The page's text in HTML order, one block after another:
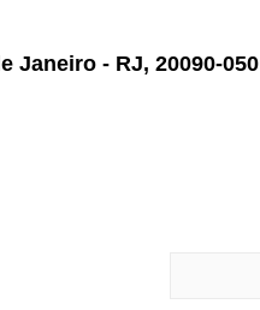
Janeiro - RJ, 20090-050